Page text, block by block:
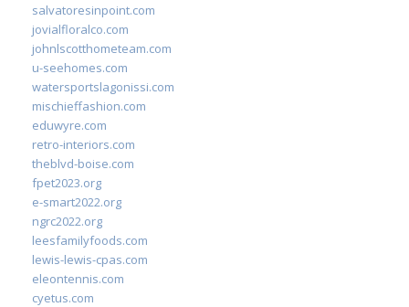
salvatoresinpoint.com
jovialfloralco.com
johnlscotthometeam.com
u-seehomes.com
watersportslagonissi.com
mischieffashion.com
eduwyre.com
retro-interiors.com
theblvd-boise.com
fpet2023.org
e-smart2022.org
ngrc2022.org
leesfamilyfoods.com
lewis-lewis-cpas.com
eleontennis.com
cyetus.com